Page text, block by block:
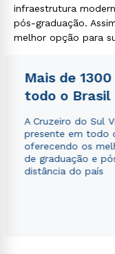
infraestrutura
pós-graduação.
melhor opção para
Mais de
todo o Brasil
A Cruzeiro do Sul
presente em todo
oferecendo os
de graduação e
distância do país